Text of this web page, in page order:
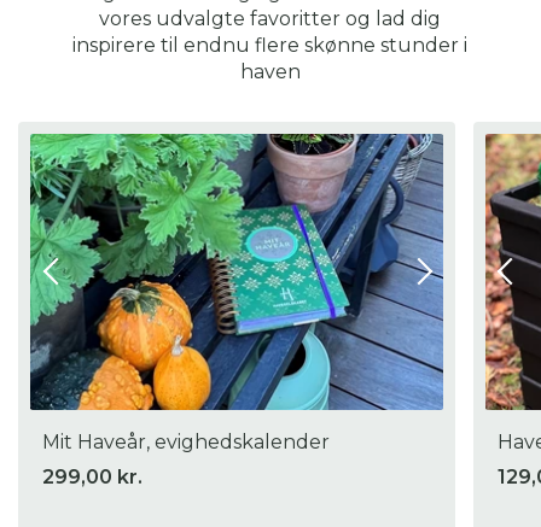
vores udvalgte favoritter og lad dig
inspirere til endnu flere skønne stunder i
haven
Mit Haveår, evighedskalender
299,00 kr.